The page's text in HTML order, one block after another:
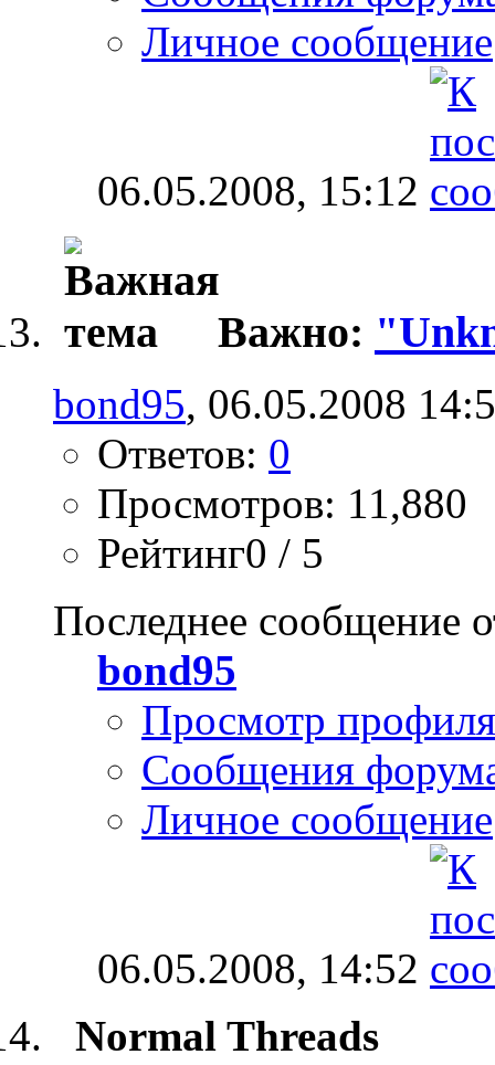
Личное сообщение
06.05.2008, 15:12
Важно:
bond95, 06.05.2008
Ответов: 0
Просмотров: 11,880
Рейтинг0 / 5
Последнее сообщение
bond95
Просмотр профиля
Сообщения
Личное сообщение
06.05.2008, 14:52
Normal Threads